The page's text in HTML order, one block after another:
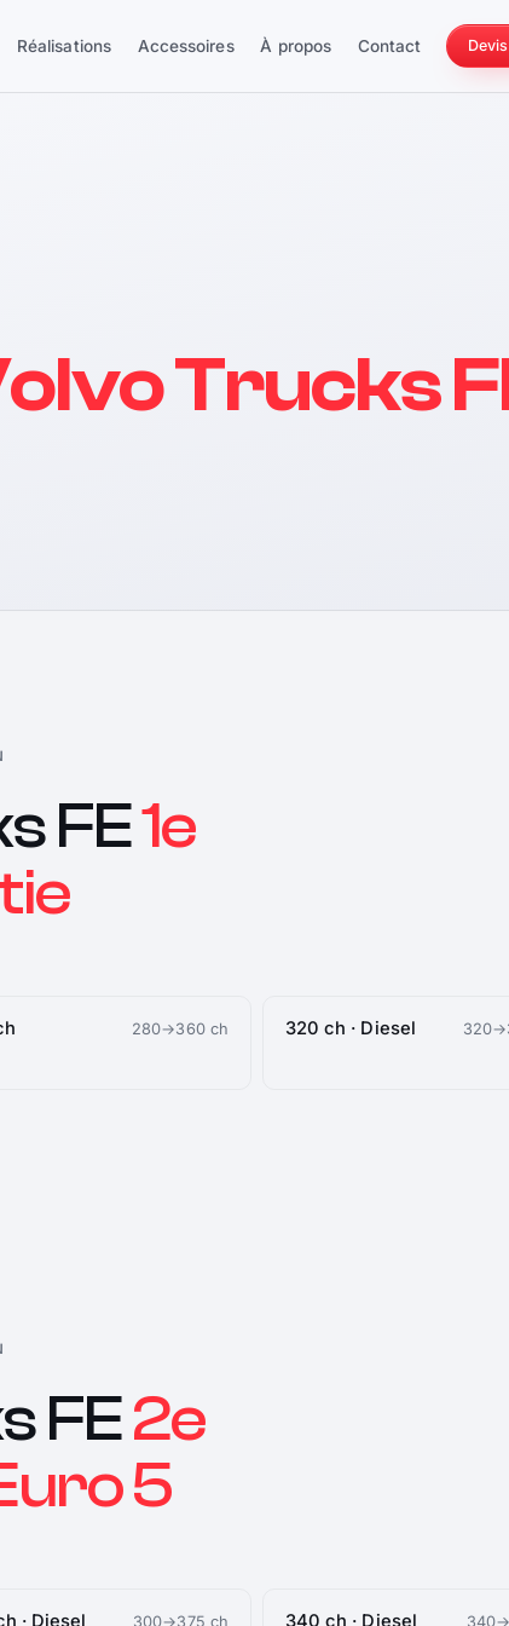
Réalisations Accessoires À propos Contact
228 Nm
Trucks
FE1e
280→360 ch 320 ch · Diesel
FE2e
5
· Diesel 300→375 ch 340 ch · Diesel